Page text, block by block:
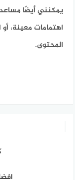
يمكنني أيضًا
اهتمامات معينة،
المحتوى.